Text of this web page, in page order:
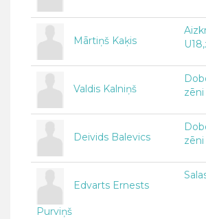
Mārtiņš Kaķis
Valdis Kalniņš
zēni
Deivids Balevics
zēni
Edvarts Ernests
Purviņš